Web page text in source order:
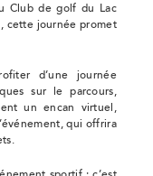
Club de golf du Lac
cette journée promet
d’une journée
sur le parcours,
un encan virtuel,
qui offrira